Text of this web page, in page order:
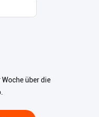
über die